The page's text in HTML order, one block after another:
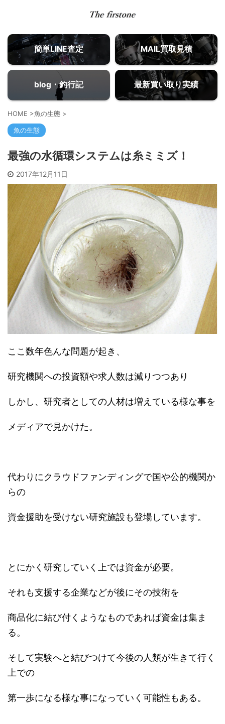
簡単LINE査定 MAIL買取見積
blog・釣行記 最新買い取り実績
HOME >魚の生態 >
魚の生態
最強の水循環システムは糸ミミズ！
2017年12月11日
ここ数年色んな問題が起き、
研究機関への投資額や求人数は減りつつあり
しかし、研究者としての人材は増えている様な事を
メディアで見かけた。
代わりにクラウドファンディングで国や公的機関か
らの
資金援助を受けない研究施設も登場しています。
とにかく研究していく上では資金が必要。
それも支援する企業などが後にその技術を
商品化に結び付くようなものであれば資金は集ま
る。
そして実験へと結びつけて今後の人類が生きて行く
上での
第一歩になる様な事になっていく可能性もある。